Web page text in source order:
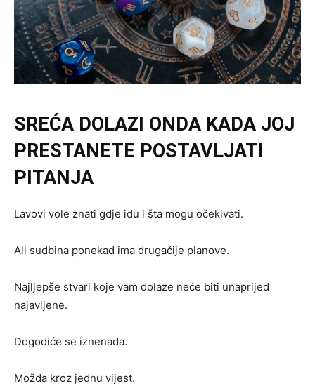
SREĆA DOLAZI ONDA KADA JOJ
PRESTANETE POSTAVLJATI
PITANJA
Lavovi vole znati gdje idu i šta mogu očekivati.
Ali sudbina ponekad ima drugačije planove.
Najljepše stvari koje vam dolaze neće biti unaprijed
najavljene.
Dogodiće se iznenada.
Možda kroz jednu vijest.